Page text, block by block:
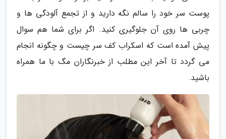
پوست سر خود را سالم نگه دارید و از تجمع آلودگی ها و
چربی ها روی آن جلوگیری کنید. اگر برای شما هم سوال
پیش آمده است که اسکراب کف سر چیست و چگونه انجام
می گردد تا آخر این مطلب از خبرنگاران مگ با ما همراه
باشید.